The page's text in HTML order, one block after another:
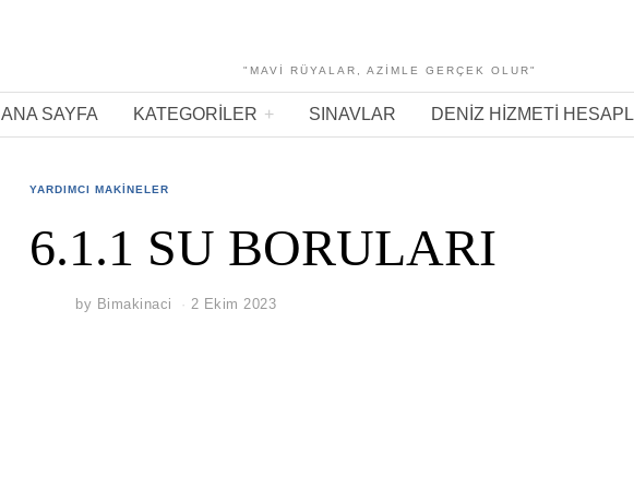
"MAVI RÜYALAR, AZIMLE GERÇEK OLUR"
ANA SAYFA KATEGORILER SINAVLAR DENIZ HIZMETI
YARDIMCI MAKINELER
6.1.1 SU BORULARI
by Bimakinaci 2 Ekim 2023